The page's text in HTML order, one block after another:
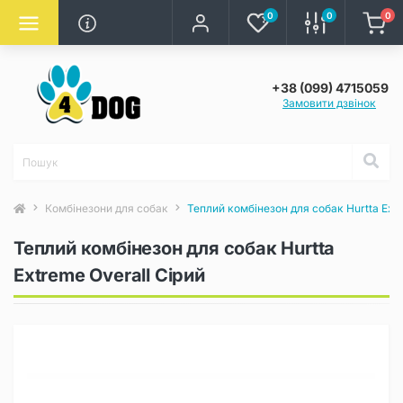
0 0 0
+38 (099) 4715059
Замовити дзвінок
Комбінезони для собак Теплий комбінезон для собак Hurtta
Теплий комбінезон для собак Hurtta
Extreme Overall Сірий